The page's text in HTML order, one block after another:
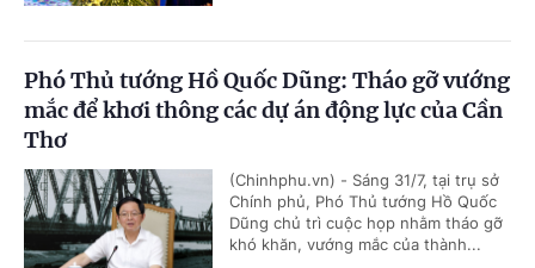
Phó Thủ tướng Hồ Quốc Dũng: Tháo gỡ vướng
mắc để khơi thông các dự án động lực của Cần
Thơ
(Chinhphu.vn) - Sáng 31/7, tại trụ sở
Chính phủ, Phó Thủ tướng Hồ Quốc
Dũng chủ trì cuộc họp nhằm tháo gỡ
khó khăn, vướng mắc của thành...